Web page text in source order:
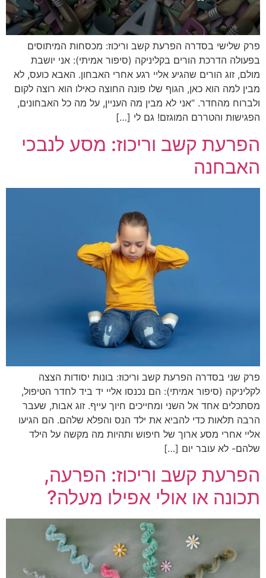
פרק שלישי בסדרה הפרעת קשב וריכוז: מכסחות המיתוסים
בפעולה הדרכת הורים בקליניקה (סיפור אמיתי): אני יושבת
מולם, זוג הורים שהגיע אליי רגע אחרי האבחון. האבא כועס, לא
מבין למה הוא כאן, הגוף שלו פונה החוצה כאילו הוא רוצה לקום
ולברוח מהחדר. “אני לא מבין מה העניין, על מה כל האבחונים,
הפגישות והטררם המוגזם! גם לי […]
הפרעת קשב וריכוז: מסע לנבכי
האבחנה
פרק שני בסדרה הפרעת קשב וריכוז: בונות יסודות הצצה
לקליניקה (סיפור אמיתי): הם נכנסו אליי יד ביד לחדר הטיפול,
מסתכלים אחד אל השני ומחייכים חיוך עייף. זוג אבות, שעבר
הרבה תלאות כדי להביא את ילד הנס והפלא שלהם. הם הגיעו
אליי אחרי מסע ארוך של חיפוש ותהיות מה מקשה על הילד
שלהם- לא עובר יום […]
הפרעת קשב וריכוז: הפרעה,
תכונה או אולי אפילו מעלה?